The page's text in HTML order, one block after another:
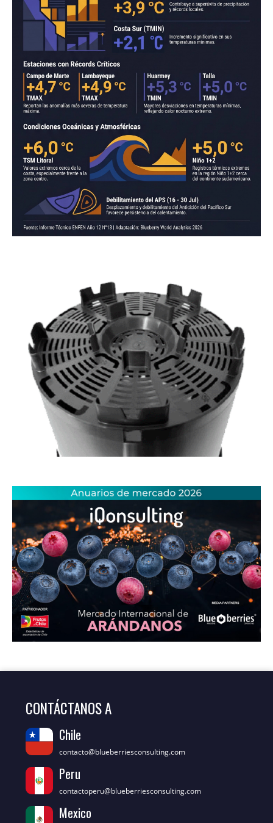
CONTÁCTANOS A
Chile
contacto@blueberriesconsulting.com
Peru
contactoperu@blueberriesconsulting.com
Mexico